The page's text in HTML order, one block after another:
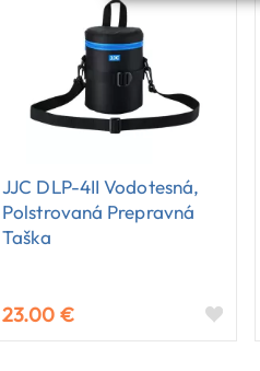
JJC DLP-4II Vodotesná,
Polstrovaná Prepravná
Taška
23.00 €